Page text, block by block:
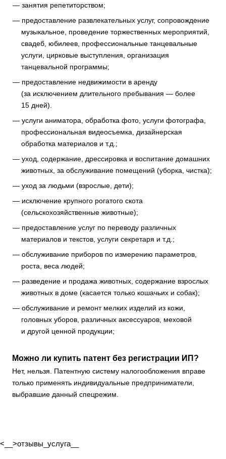
занятия репетиторством;
предоставление развлекательных услуг, сопровождение
музыкальное, проведение торжественных мероприятий,
свадеб, юбилеев, профессиональные танцевальные
услуги, цирковые выступления, организация
танцевальной программы;
предоставление недвижимости в аренду
(за исключением длительного пребывания — более
15 дней).
услуги аниматора, обработка фото, услуги фотографа,
профессиональная видеосъемка, дизайнерская
обработка материалов и т.д.;
уход, содержание, дрессировка и воспитание домашних
животных, за обслуживание помещений (уборка, чистка);
уход за людьми (взрослые, дети);
исключение крупного рогатого скота
(сельскохозяйственные животные);
предоставление услуг по переводу различных
материалов и текстов, услуги секретаря и т.д.;
обслуживание приборов по измерению параметров,
роста, веса людей;
разведение и продажа животных, содержание взрослых
животных в доме (касается только кошачьих и собак);
обслуживание и ремонт мелких изделий из кожи,
головных уборов, различных аксессуаров, меховой
и другой ценной продукции;
Можно ли купить патент без регистрации ИП?
Нет, нельзя. Патентную систему налогообложения вправе
только применять индивидуальные предприниматели,
выбравшие данный спецрежим.
<__>отзывы_услуга__